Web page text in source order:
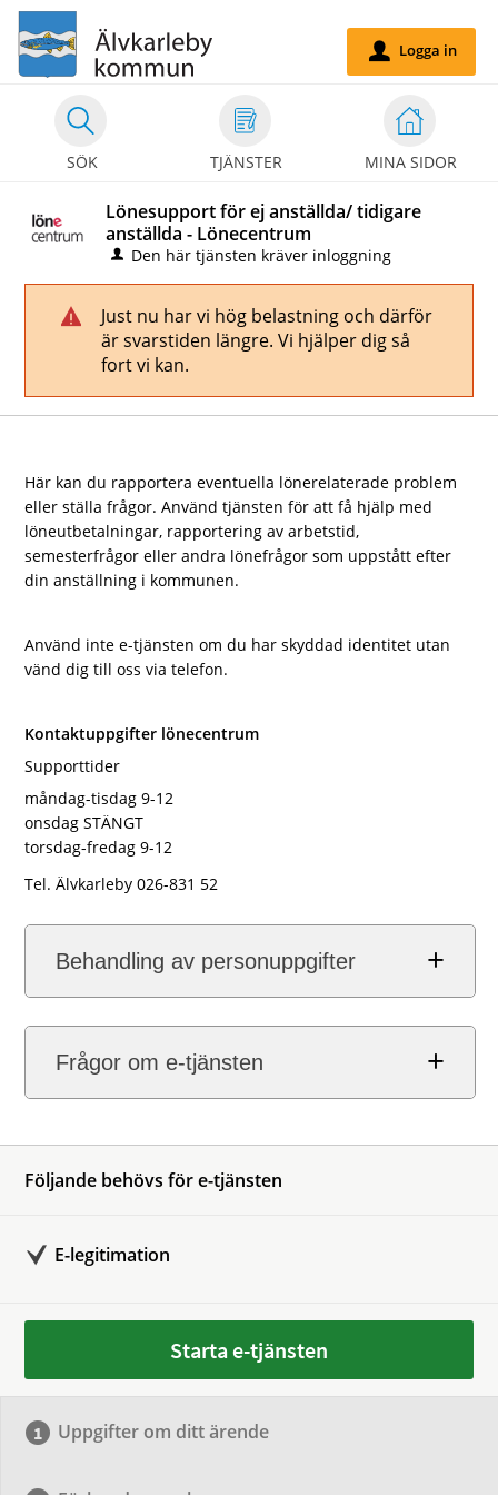
Välkommen
till
självservice
Älvakarleby
kommun
SÖK TJÄNSTER MINA SIDOR
u Logga in
Lönesupport för ej anställda/ tidigare
anställda - Lönecentrum
Den här tjänsten kräver inloggning
!
Just nu har vi hög belastning och därför
är svarstiden längre. Vi hjälper dig så
fort vi kan.
Här kan du rapportera eventuella lönerelaterade problem
eller ställa frågor. Använd tjänsten för att få hjälp med
löneutbetalningar, rapportering av arbetstid,
semesterfrågor eller andra lönefrågor som uppstått efter
din anställning i kommunen.
Använd inte e-tjänsten om du har skyddad identitet utan
vänd dig till oss via telefon.
Kontaktuppgifter lönecentrum
Supporttider
måndag-tisdag 9-12
onsdag STÄNGT
torsdag-fredag 9-12
Tel. Älvkarleby 026-831 52
Behandling av personuppgifter
Frågor om e-tjänsten
Följande behövs för e-tjänsten
E-legitimation
Starta e-tjänsten
Uppgifter om ditt ärende